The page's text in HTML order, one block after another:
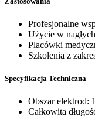
Profesjonalne
Użycie w
Placówki
Szkolenia z
Specyfikacja Techniczna
Obszar elektrod:
Całkowita